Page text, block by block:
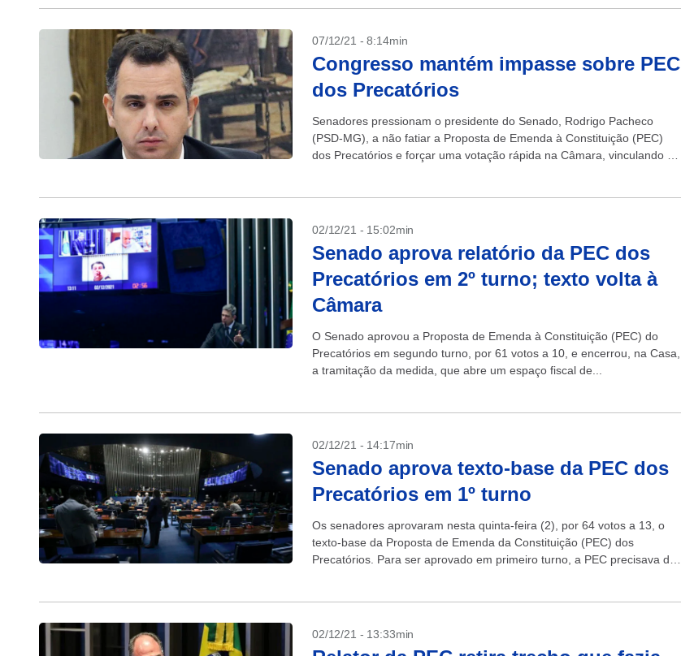
07/12/21 - 8:14min
Congresso mantém impasse sobre PEC
dos Precatórios
Senadores pressionam o presidente do Senado, Rodrigo Pacheco
(PSD-MG), a não fatiar a Proposta de Emenda à Constituição (PEC)
dos Precatórios e forçar uma votação rápida na Câmara, vinculando o
02/12/21 - 15:02min
Senado aprova relatório da PEC dos
Precatórios em 2º turno; texto volta à
Câmara
O Senado aprovou a Proposta de Emenda à Constituição (PEC) do
Precatórios em segundo turno, por 61 votos a 10, e encerrou, na Casa,
a tramitação da medida, que abre um espaço fiscal de...
02/12/21 - 14:17min
Senado aprova texto-base da PEC dos
Precatórios em 1º turno
Os senadores aprovaram nesta quinta-feira (2), por 64 votos a 13, o
texto-base da Proposta de Emenda da Constituição (PEC) dos
Precatórios. Para ser aprovado em primeiro turno, a PEC precisava de
02/12/21 - 13:33min